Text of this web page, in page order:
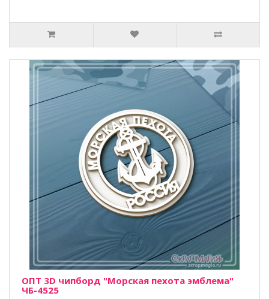
ОПТ 3D чипборд "Морская пехота эмблема"
ЧБ-4525